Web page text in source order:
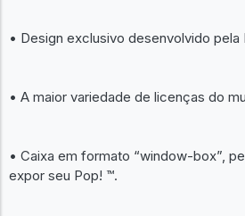
• Design exclusivo desenvolvido pela
• A maior variedade de licenças do
• Caixa em formato “window-box”,
expor seu Pop! ™.